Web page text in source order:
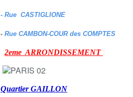
- Rue CASTIGLIONE
- Rue CAMBON-COUR des COMPTES
2eme ARRONDISSEMENT :
Quartier GAILLON